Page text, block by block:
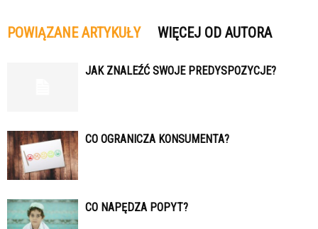
POWIĄZANE ARTYKUŁY WIĘCEJ OD AUTORA
JAK ZNALEŹĆ SWOJE PREDYSPOZYCJE?
CO OGRANICZA KONSUMENTA?
CO NAPĘDZA POPYT?